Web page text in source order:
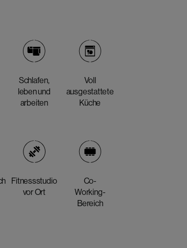
Schlafen,
leben und
arbeiten
Voll
ausgestattete
Küche
Fitnessstudio
vor Ort
Co-
Working-
Bereich